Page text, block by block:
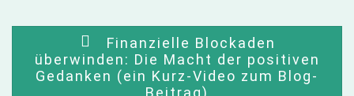
Finanzielle Blockaden
überwinden: Die Macht der positiven
Gedanken (ein Kurz-Video zum Blog-
Beitrag)